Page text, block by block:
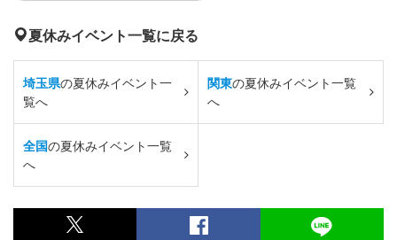
夏休みイベント一覧に戻る
埼玉県の夏休みイベント一
覧へ
関東の夏休みイベント一覧
へ
全国の夏休みイベント一覧
へ